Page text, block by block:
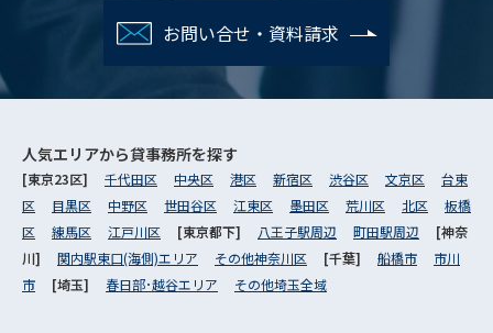
お問い合せ・資料請求
人気エリアから貸事務所を探す
[東京23区] 千代田区 中央区 港区 新宿区 渋谷区 文京区
台東
区
目黒区 中野区 世田谷区 江東区 墨田区 荒川区 北区
板橋
区
練馬区 江戸川区 [東京都下] 八王子駅周辺 町田駅周辺
[神奈
川] 関内駅東口(海側)エリア その他神奈川区 [千葉] 船橋市
市川
市
[埼玉] 春日部･越谷エリア その他埼玉全域